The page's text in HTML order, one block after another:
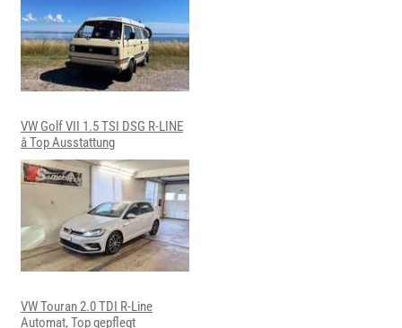
VW Golf VII 1.5 TSI DSG R-LINE
â Top Ausstattung
VW Touran 2.0 TDI R-Line
Automat, Top gepflegt